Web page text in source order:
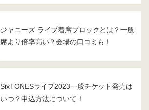
ジャニーズ ライブ着席ブロックとは？一般
席より倍率高い？会場の口コミも！
SixTONESライブ2023一般チケット発売は
いつ？申込方法について！